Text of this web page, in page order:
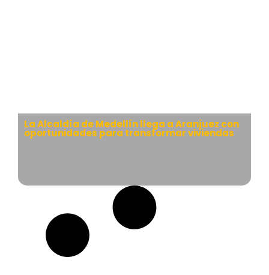
La Alcaldía de Medellín llega a Aranjuez con
oportunidades para transformar viviendas